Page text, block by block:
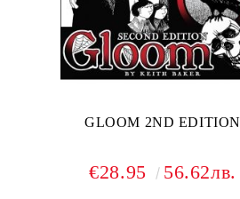
GLOOM 2ND EDITION
€28.95 56.62лв.